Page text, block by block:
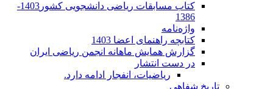
کتاب مسابقات ریاضی دانشجویی کشور1403-
1386
واژه‌نامه
کتابچه راهنمای اعضا 1403
گزارش همایش ماهانه انجمن ریاضی ایران
در دست انتشار
ریاضیات، انفجار ادامه دارد.
تاریخ شفاهی